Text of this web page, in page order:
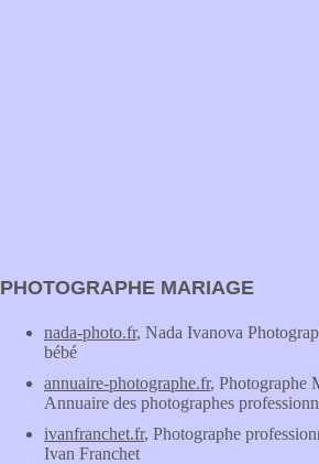
PHOTOGRAPHE MARIAGE
nada-photo.fr, Nada Ivanova
bébé
annuaire-photographe.fr, Photographe
Annuaire des photographes
ivanfranchet.fr, Photographe
Ivan Franchet